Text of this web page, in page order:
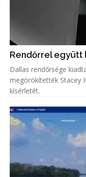
Rendőrrel
Dallas rendőrsége
megörökítették Stacey
kísérletét.